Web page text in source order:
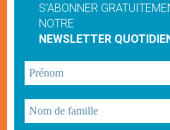
S'ABONNER
NOTRE
NEWSLETTER